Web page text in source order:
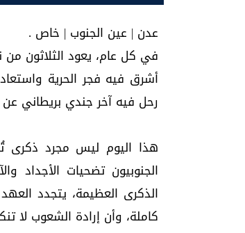
عدن | عين الجنوب | خاص .
في كل عام، يعود الثلاثون
أشرق فيه فجر الحرية
رحل فيه آخر جندي بريطاني عن
هذا اليوم ليس مجرد ذكرى
الجنوبيون تضحيات الأجداد
الذكرى العظيمة، يتجدد
كاملة، وأن إرادة الشعوب لا